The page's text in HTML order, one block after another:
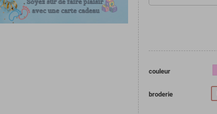
couleur
broderie